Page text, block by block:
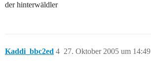
der hinterwäldler
Kaddi_bbc2ed 27. Oktober 2005 um 14:49
4